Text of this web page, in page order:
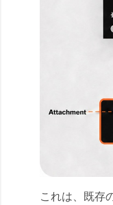
これは、既存